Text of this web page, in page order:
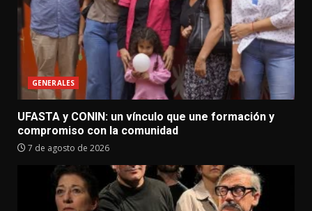
GENERALES
UFASTA y CONIN: un vínculo que une formación y
compromiso con la comunidad
7 de agosto de 2026